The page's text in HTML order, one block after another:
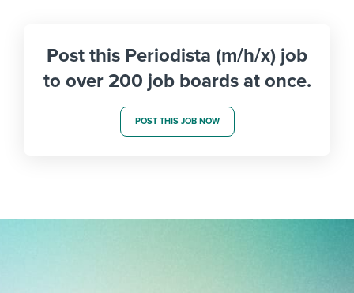
Post this Periodista (m/h/x) job
to over 200 job boards at once.
POST THIS JOB NOW